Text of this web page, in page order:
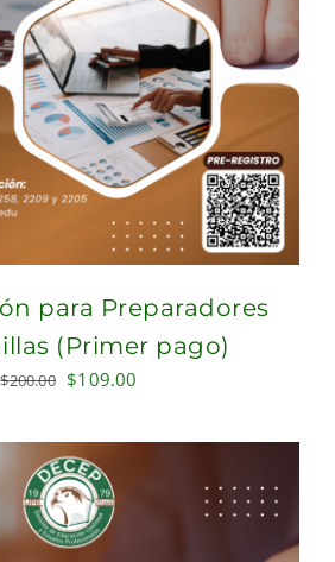
para Preparadores
(Primer pago)
$200.00 Original
was:
$200.00.
$109.00
is: